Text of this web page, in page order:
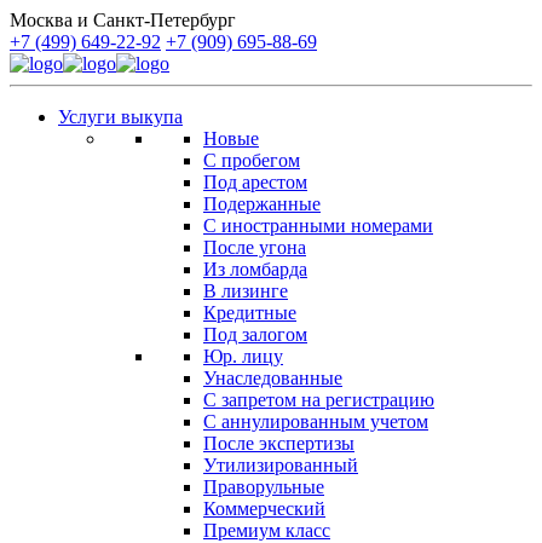
Москва и Санкт-Петербург
+7 (499) 649-22-92 +7 (909) 695-88-69
Услуги выкупа
Новые
С пробегом
Под арестом
Подержанные
С иностранными номерами
После угона
Из ломбарда
В лизинге
Кредитные
Под залогом
Юр. лицу
Унаследованные
С запретом на регистрацию
С аннулированным учетом
После экспертизы
Утилизированный
Праворульные
Коммерческий
Премиум класс